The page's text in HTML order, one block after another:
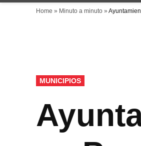
Home » Minuto a minuto »
PUBLICADO
EN
MUNICIPIOS